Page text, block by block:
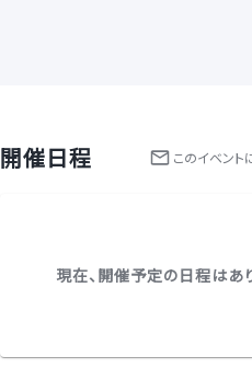
開催日程 このイベント
現在、開催予定の日程はあ